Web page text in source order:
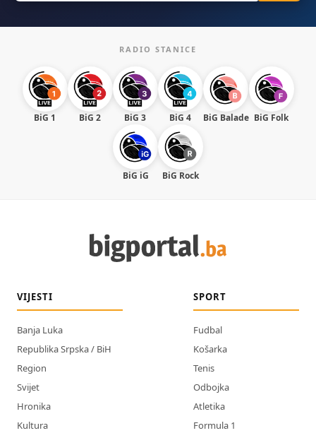
RADIO STANICE
BiG 1 BiG 2 BiG 3 BiG 4 BiG Balade BiG Folk
BiG iG BiG Rock
VIJESTI
Banja Luka
Republika Srpska / BiH
Region
Svijet
Hronika
Kultura
SPORT
Fudbal
Košarka
Tenis
Odbojka
Atletika
Formula 1